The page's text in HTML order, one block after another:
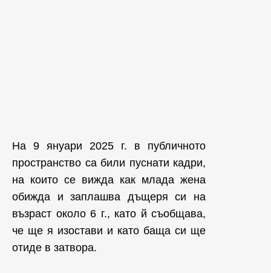
На 9 януари 2025 г. в публичното
пространство са били пуснати кадри,
на които се вижда как млада жена
обижда и заплашва дъщеря си на
възраст около 6 г., като й съобщава,
че ще я изостави и като баща си ще
отиде в затвора.